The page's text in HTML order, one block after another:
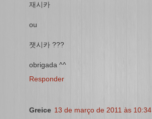
재시카
ou
잿시카 ???
obrigada ^^
Responder
Greice 13 de março de 2011 às 10:34